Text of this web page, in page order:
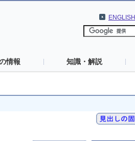
ENGLISH
情報 知識・解説